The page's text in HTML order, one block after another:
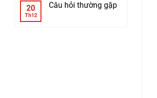
20
Th12
Câu hỏi thường gặp